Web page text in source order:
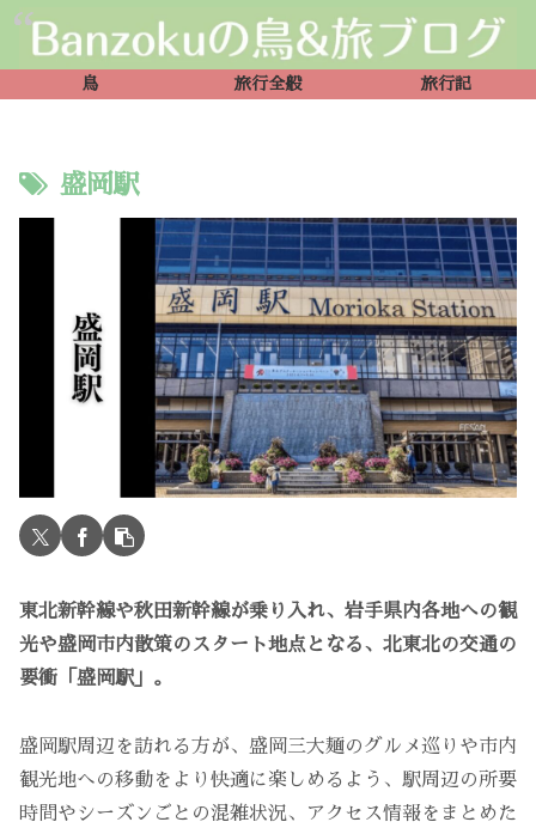
鳥 旅行全般 旅行記
盛岡駅
東北新幹線や秋田新幹線が乗り入れ、岩手県内各地への観
光や盛岡市内散策のスタート地点となる、北東北の交通の
要衝「盛岡駅」。
盛岡駅周辺を訪れる方が、盛岡三大麺のグルメ巡りや市内
観光地への移動をより快適に楽しめるよう、駅周辺の所要
時間やシーズンごとの混雑状況、アクセス情報をまとめた